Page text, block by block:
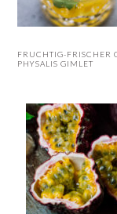
FRUCHTIG-FRISCHER
PHYSALIS GIMLET